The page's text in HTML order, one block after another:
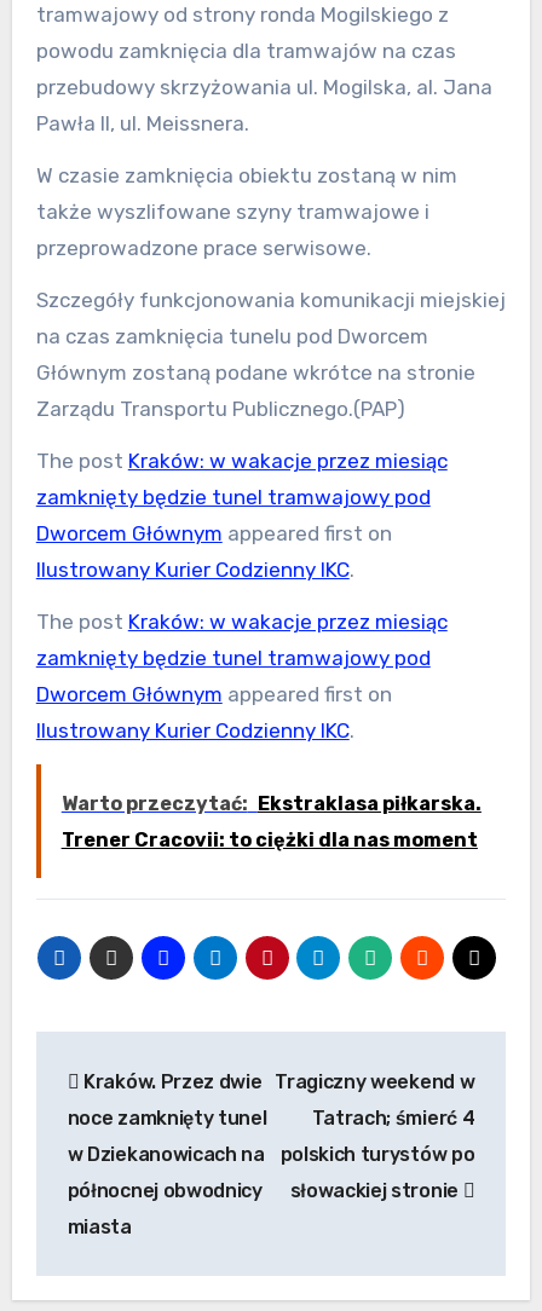
tramwajowy od strony ronda Mogilskiego z
powodu zamknięcia dla tramwajów na czas
przebudowy skrzyżowania ul. Mogilska, al. Jana
Pawła II, ul. Meissnera.
W czasie zamknięcia obiektu zostaną w nim
także wyszlifowane szyny tramwajowe i
przeprowadzone prace serwisowe.
Szczegóły funkcjonowania komunikacji miejskiej
na czas zamknięcia tunelu pod Dworcem
Głównym zostaną podane wkrótce na stronie
Zarządu Transportu Publicznego.(PAP)
The post Kraków: w wakacje przez miesiąc
zamknięty będzie tunel tramwajowy pod
Dworcem Głównym appeared first on
Ilustrowany Kurier Codzienny IKC.
The post Kraków: w wakacje przez miesiąc
zamknięty będzie tunel tramwajowy pod
Dworcem Głównym appeared first on
Ilustrowany Kurier Codzienny IKC.
Warto przeczytać: Ekstraklasa piłkarska.
Trener Cracovii: to ciężki dla nas moment
wpisu
Kraków. Przez dwie
noce zamknięty tunel
w Dziekanowicach na
północnej obwodnicy
miasta
Tragiczny weekend w
Tatrach; śmierć 4
polskich turystów po
słowackiej stronie